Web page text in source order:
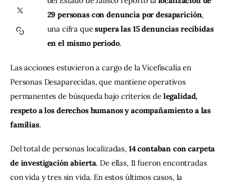
Contacto
29 personas con denuncia por desaparición,
una cifra que supera las 15 denuncias recibidas
en el mismo periodo.
Las acciones estuvieron a cargo de la Vicefiscalía en
Personas Desaparecidas, que mantiene operativos
permanentes de búsqueda bajo criterios de legalidad,
respeto a los derechos humanos y acompañamiento a las
familias.
Del total de personas localizadas, 14 contaban con carpeta
de investigación abierta. De ellas, 11 fueron encontradas
con vida y tres sin vida. En estos últimos casos, la